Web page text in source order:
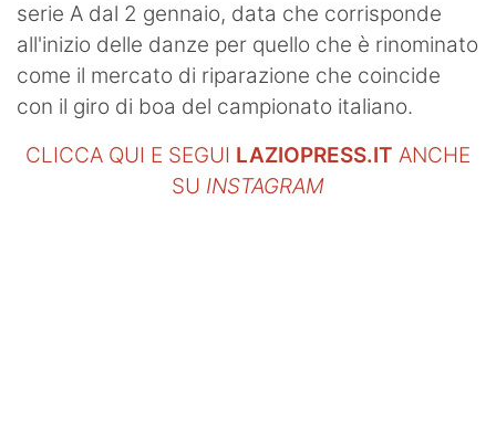
serie A dal 2 gennaio, data che corrisponde
all'inizio delle danze per quello che è rinominato
come il mercato di riparazione che coincide
con il giro di boa del campionato italiano.
CLICCA QUI E SEGUI LAZIOPRESS.IT ANCHE
SU INSTAGRAM